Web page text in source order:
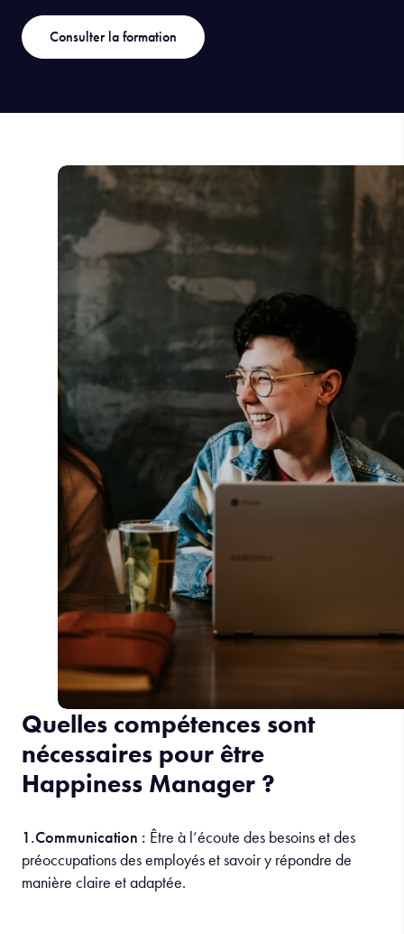
Consulter la formation
Quelles compétences sont
nécessaires pour être
Happiness Manager ?
1.Communication : Être à l’écoute des besoins et des
préoccupations des employés et savoir y répondre de
manière claire et adaptée.